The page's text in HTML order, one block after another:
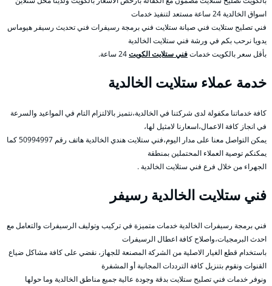
اسواق الخالدية 24 ساعة مستعد لتنفيذ خدمات
فني تصليح ستلايت فني صيانة ستلايت فني برمجة رسيفرات فني تحديث رسيفر هيوماس
يدويا نرحب بكم في ورشة فني ستلايت الخالدية
بأقل سعر بالكويت خدماتفني ستلايت الكويت
خدمة عملاء ستلايت الخالدية
كافة خدماتنا مكفولة لدى شركتنا في الخالدية،نتميز بالالتزام التام في المواعيد والسرعة
في انجاز كافة الاعمال،اسعارنا لامثيل لها،
يمكن التواصل معنا على مدار اليوم،فني ستلايت هندي الخالدية هاتف رقم 50994997 كما
يمكنكم توصية العملاء المحتملين بمنطقة
الجهراء من خلال فرع فني ستلايت الخالدية .
فني ستلايت الخالدية رسيفر
فني برمجة رسيفرات الخالدية خدمات متميزة في تركيب وتوليف الرسيفرات والتعامل مع
احدث البرمجيات،واصلاح كافة اعطال الرسيفرات
باستخدام قطع الغيار الاصلية من الشركة المصنعة للجهاز، نقضي على كافة مشاكل ضياع
القنوات ونقوم بتنزيل كافة الترددات المجانية أو المشفرة
ونوفر خدمات فني تصليح ستلايت بدقة وجودة عالية جميع مناطق الخالدية وما حولها